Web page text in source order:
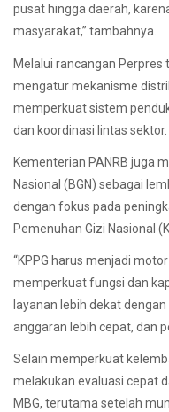
pusat hingga daerah,
masyarakat,” tambahnya.
Melalui rancangan Perpres
mengatur mekanisme
memperkuat sistem
dan koordinasi lintas sektor.
Kementerian PANRB juga
Nasional (BGN) sebagai
dengan fokus pada
Pemenuhan Gizi Nasional
“KPPG harus menjadi
memperkuat fungsi dan
layanan lebih dekat
anggaran lebih cepat, dan
Selain memperkuat
melakukan evaluasi cepat
MBG, terutama setelah